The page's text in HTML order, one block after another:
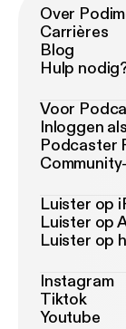
Over
Carrières
Blog
Hulp
Voor
Inloggen
Podcaster
Luister op
Luister op
Luister op
Instagram
Tiktok
Youtube